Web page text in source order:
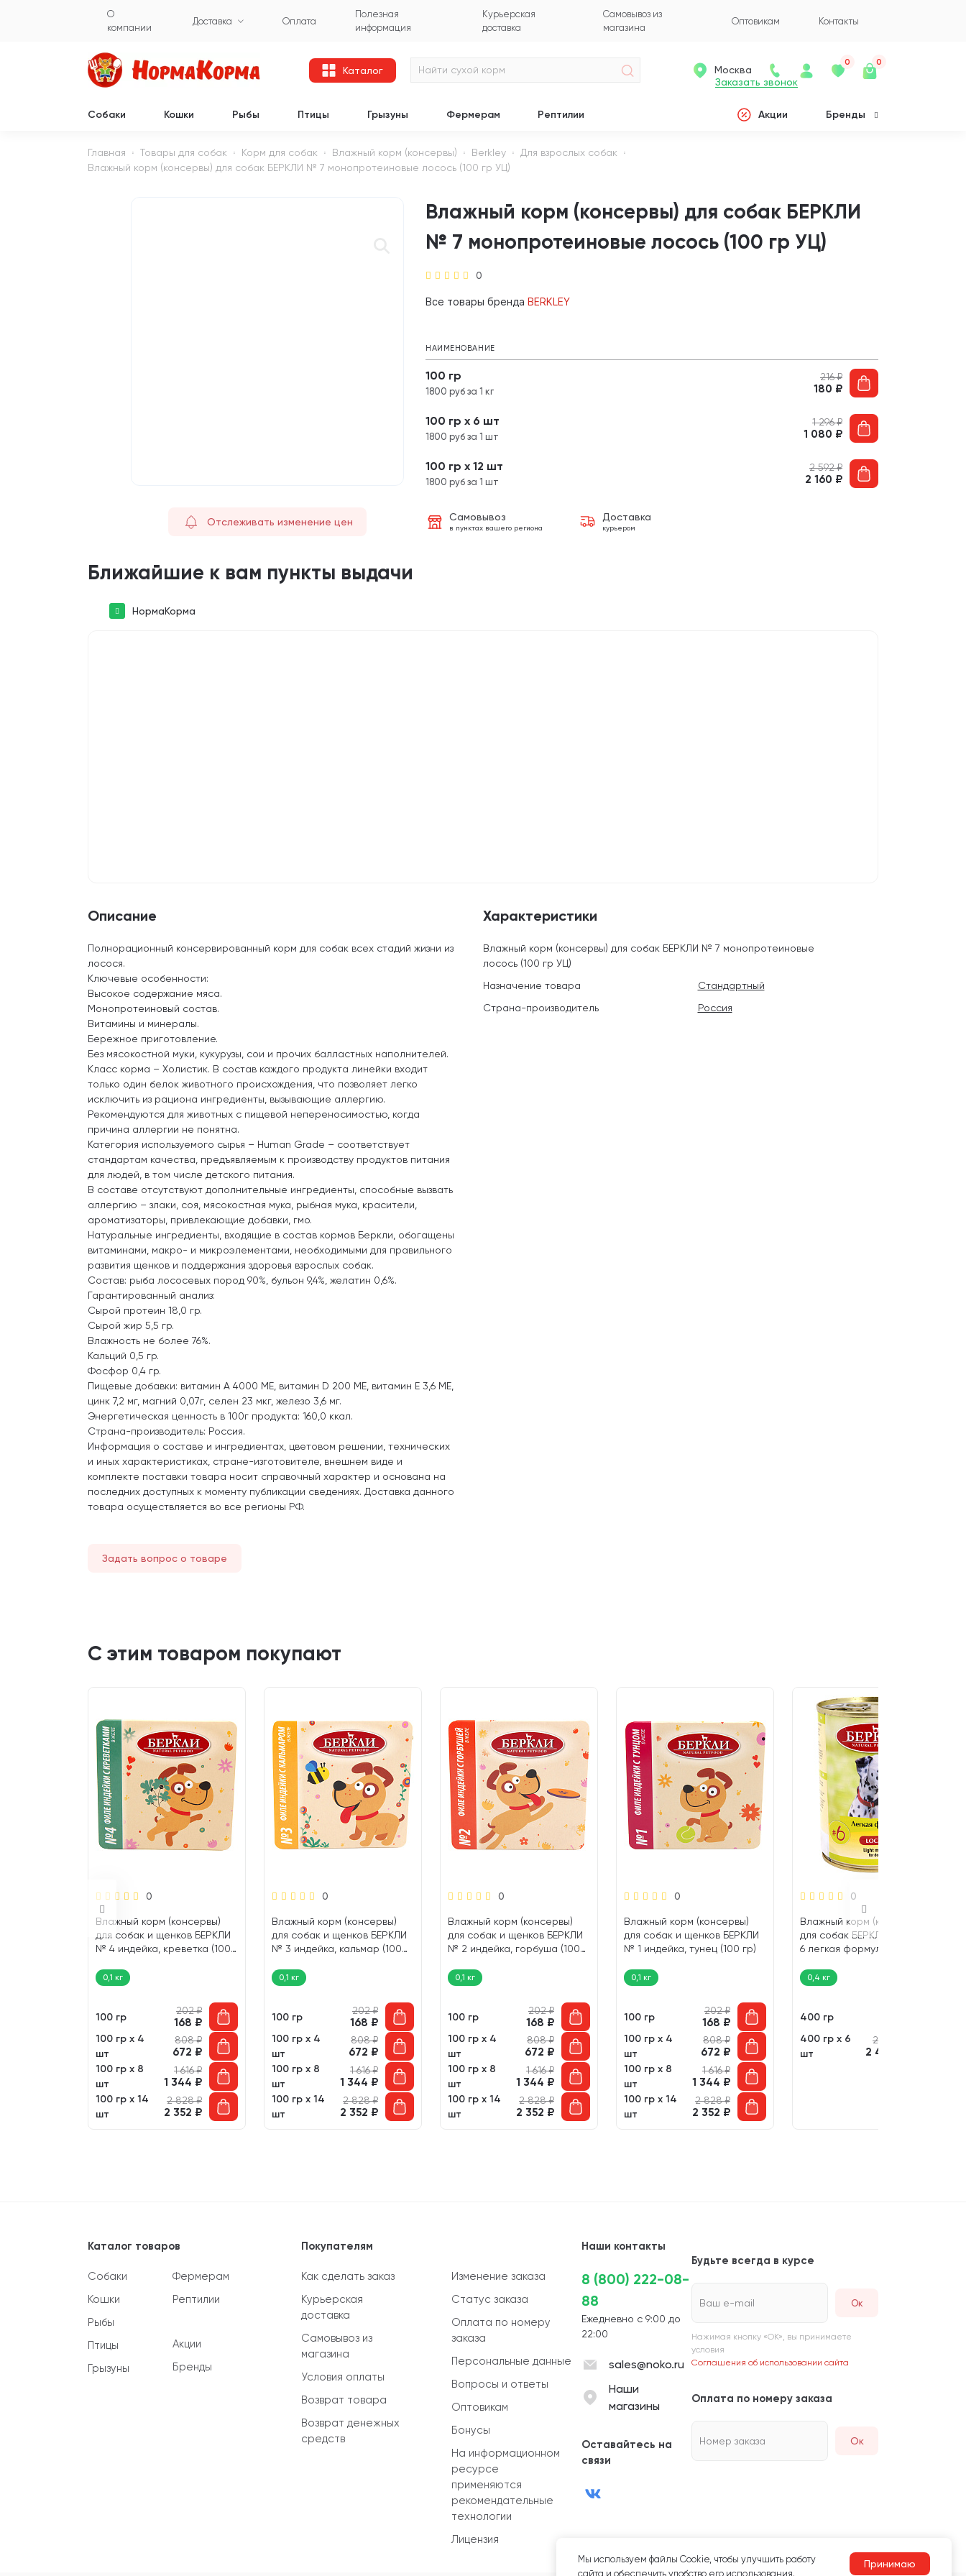
О
компании
Доставка Оплата
Полезная
информация
Курьерская
доставка
Самовывоз из
магазина
Оптовикам Контакты
Каталог
Заказать звонок
Москва
0 0
Собаки Кошки Рыбы Птицы Грызуны Фермерам Рептилии Акции Бренды
Главная Товары для собак Корм для собак Влажный корм (консервы) Berkley
Для взрослых собак
Влажный корм (консервы) для собак БЕРКЛИ № 7 монопротеиновые лосось (100 гр УЦ)
Отслеживать изменение цен
Влажный корм (консервы) для собак БЕРКЛИ
№ 7 монопротеиновые лосось (100 гр УЦ)
0
Все товары бренда BERKLEY
НАИМЕНОВАНИЕ
100 гр
1800 руб за 1 кг
216₽
180 ₽
100 гр х 6 шт
1800 руб за 1 шт
1 296₽
1 080 ₽
100 гр х 12 шт
1800 руб за 1 шт
2 592₽
2 160 ₽
Самовывоз
в пунктах вашего региона
Доставка
курьером
Ближайшие к вам пункты выдачи
НормаКорма
Описание
Полнорационный консервированный корм для собак всех стадий жизни из
лосося.
Ключевые особенности:
Высокое содержание мяса.
Монопротеиновый состав.
Витамины и минералы.
Бережное приготовление.
Без мясокостной муки, кукурузы, сои и прочих балластных наполнителей.
Класс корма – Холистик. В состав каждого продукта линейки входит
только один белок животного происхождения, что позволяет легко
исключить из рациона ингредиенты, вызывающие аллергию.
Рекомендуются для животных с пищевой непереносимостью, когда
причина аллергии не понятна.
Категория используемого сырья – Human Grade – соответствует
стандартам качества, предъявляемым к производству продуктов питания
для людей, в том числе детского питания.
В составе отсутствуют дополнительные ингредиенты, способные вызвать
аллергию – злаки, соя, мясокостная мука, рыбная мука, красители,
ароматизаторы, привлекающие добавки, гмо.
Натуральные ингредиенты, входящие в состав кормов Беркли, обогащены
витаминами, макро- и микроэлементами, необходимыми для правильного
развития щенков и поддержания здоровья взрослых собак.
Состав: рыба лососевых пород 90%, бульон 9,4%, желатин 0,6%.
Гарантированный анализ:
Сырой протеин 18,0 гр.
Сырой жир 5,5 гр.
Влажность не более 76%.
Кальций 0,5 гр.
Фосфор 0,4 гр.
Пищевые добавки: витамин А 4000 МЕ, витамин D 200 МЕ, витамин Е 3,6 МЕ,
цинк 7,2 мг, магний 0,07г, селен 23 мкг, железо 3,6 мг.
Энергетическая ценность в 100г продукта: 160,0 ккал.
Страна-производитель: Россия.
Информация о составе и ингредиентах, цветовом решении, технических
и иных характеристиках, стране-изготовителе, внешнем виде и
комплекте поставки товара носит справочный характер и основана на
последних доступных к моменту публикации сведениях. Доставка данного
товара осуществляется во все регионы РФ.
Задать вопрос о товаре
Характеристики
Влажный корм (консервы) для собак БЕРКЛИ № 7 монопротеиновые
лосось (100 гр УЦ)
Назначение товара
Стандартный
Страна-производитель
Россия
С этим товаром покупают
0
Влажный корм (консервы)
для собак и щенков БЕРКЛИ
№ 4 индейка, креветка (100
0,1 кг
100 гр
202₽
168 ₽
100 гр х 4
шт
808₽
672 ₽
100 гр х 8
шт
1 616₽
1 344 ₽
100 гр х 14
шт
2 828₽
2 352 ₽
0
Влажный корм (консервы)
для собак и щенков БЕРКЛИ
№ 3 индейка, кальмар (100
0,1 кг
100 гр
202₽
168 ₽
100 гр х 4
шт
808₽
672 ₽
100 гр х 8
шт
1 616₽
1 344 ₽
100 гр х 14
шт
2 828₽
2 352 ₽
0
Влажный корм (консервы)
для собак и щенков БЕРКЛИ
№ 2 индейка, горбуша (100
0,1 кг
100 гр
202₽
168 ₽
100 гр х 4
шт
808₽
672 ₽
100 гр х 8
шт
1 616₽
1 344 ₽
100 гр х 14
шт
2 828₽
2 352 ₽
0
Влажный корм (консервы)
для собак и щенков БЕРКЛИ
№ 1 индейка, тунец (100 гр)
0,1 кг
100 гр
202₽
168 ₽
100 гр х 4
шт
808₽
672 ₽
100 гр х 8
шт
1 616₽
1 344 ₽
100 гр х 14
шт
2 828₽
2 352 ₽
0
Влажный корм (консервы)
для собак БЕРКЛИ LOCAL №
6 легкая формула (400 гр)
0,4 кг
400 гр
400 гр х 6
шт
2 982
2 484
Каталог товаров
Собаки
Кошки
Рыбы
Птицы
Грызуны
Фермерам
Рептилии
Акции
Бренды
Покупателям
Как сделать заказ
Курьерская
доставка
Самовывоз из
магазина
Условия оплаты
Возврат товара
Возврат денежных
средств
Изменение заказа
Статус заказа
Оплата по номеру
заказа
Персональные данные
Вопросы и ответы
Оптовикам
Бонусы
На информационном
ресурсе
применяются
рекомендательные
технологии
Лицензия
Наши контакты
8 (800) 222-08-
88
Ежедневно с 9:00 до
22:00
sales@noko.ru
Наши
магазины
Оставайтесь на
связи
Будьте всегда в курсе
Ваш e-mail
Нажимая кнопку «ОК», вы принимаете
условия
Соглашения об использовании сайта
Оплата по номеру заказа
Номер заказа Ок
Мы используем файлы Сookie, чтобы улучшить работу
сайта и обеспечить удобство его использования.
Принимаю